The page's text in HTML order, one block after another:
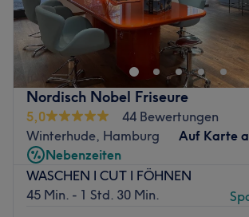
Lust auf tolle Haarschnitte und moderne
im Salon Happy Friseur in Hamburg-
suche dir aus dem vielfältigen Angebot
dich heraus.
Nächste öffentliche Verkehrsmittel:
Der Bahnhof Hamburg-Rahlstedt, mit Zug-
Busverbindungen, ist direkt gegenüber
Das Team:
Das Dream-Team hat sein Hobby zum
Nordisch Nobel Friseure
5,0
44 Bewertungen
Winterhude, Hamburg
Auf Karte
Nebenzeiten
WASCHEN I CUT I FÖHNEN
45 Min. - 1 Std. 30 Min.